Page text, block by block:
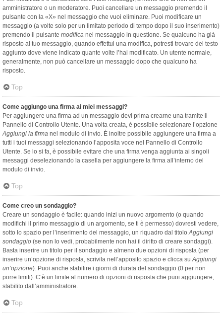
amministratore o un moderatore. Puoi cancellare un messaggio premendo il
pulsante con la «X» nel messaggio che vuoi eliminare. Puoi modificare un
messaggio (a volte solo per un limitato periodo di tempo dopo il suo inserimento)
premendo il pulsante modifica nel messaggio in questione. Se qualcuno ha già
risposto al tuo messaggio, quando effettui una modifica, potresti trovare del testo
aggiunto dove viene indicato quante volte l’hai modificato. Un utente normale,
generalmente, non può cancellare un messaggio dopo che qualcuno ha
risposto.
Top
Come aggiungo una firma ai miei messaggi?
Per aggiungere una firma ad un messaggio devi prima crearne una tramite il
Pannello di Controllo Utente. Una volta creata, è possibile selezionare l’opzione
Aggiungi la firma nel modulo di invio. È inoltre possibile aggiungere una firma a
tutti i tuoi messaggi selezionando l’apposita voce nel Pannello di Controllo
Utente. Se lo si fa, è possibile evitare che una firma venga aggiunta ai singoli
messaggi deselezionando la casella per aggiungere la firma all’interno del
modulo di invio.
Top
Come creo un sondaggio?
Creare un sondaggio è facile: quando inizi un nuovo argomento (o quando
modifichi il primo messaggio di un argomento, se ti è permesso) dovresti vedere,
sotto lo spazio per l’inserimento del messaggio, un riquadro dal titoloAggiungi
sondaggio (se non lo vedi, probabilmente non hai il diritto di creare sondaggi).
Basta inserire un titolo per il sondaggio e almeno due opzioni di risposta (per
inserire un’opzione di risposta, scrivila nell’apposito spazio e clicca suAggiungi
un’opzione). Puoi anche stabilire i giorni di durata del sondaggio (0 per non
porre limiti). C’è un limite al numero di opzioni di risposta che puoi aggiungere,
stabilito dall’amministratore.
Top